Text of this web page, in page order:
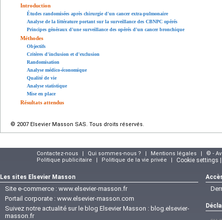
Introduction
Études randomisées après chirurgie d'un cancer extra-pulmonaire
Analyse de la littérature portant sur la surveillance des CBNPC opérés
Principes généraux d'une surveillance des opérés d'un cancer bronchique
Méthodes
Objectifs
Critères d'inclusion et d'exclusion
Randomisation
Analyse médico-économique
Qualité de vie
Analyse statistique
Mise en place
Résultats attendus
© 2007 Elsevier Masson SAS. Tous droits réservés.
Contactez-nous | Qui sommes-nous ? | Mentions légales |
© -
Politique publicitaire
| Politique de la vie privée | Cookie settings
Les sites Elsevier Masson
Site e-commerce : www.elsevier-masson.fr
Portail corporate : www.elsevier-masson.com
Suivez notre actualité sur le blog Elsevier Masson : blog.elsevier-
masson.fr